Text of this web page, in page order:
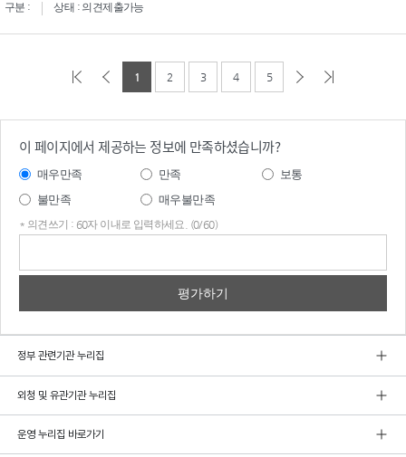
구분 :
상태 : 의견제출가능
1 2 3 4 5
이 페이지에서 제공하는 정보에 만족하셨습니까?
매우만족 만족
보통
불만족
매우불만족
* 의견쓰기 : 60자 이내로 입력하세요. (0/60)
정부 관련기관 누리집
외청 및 유관기관 누리집
운영 누리집 바로가기